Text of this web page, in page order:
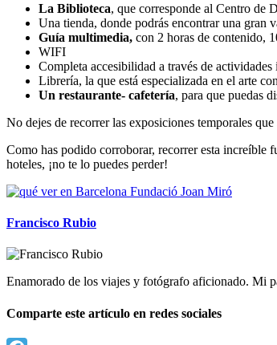
La Biblioteca, que corresponde al Centro de
Una tienda, donde podrás encontrar una gran
Guía multimedia, con 2 horas de contenido,
WIFI
Completa accesibilidad a través de
Librería, la que está especializada en el arte
Un restaurante- cafetería, para que puedas
No dejes de recorrer las exposiciones temporales
Como has podido corroborar, recorrer esta increíble
hoteles, ¡no te lo puedes perder!
Francisco Rubio
Enamorado de los viajes y fotógrafo aficionado. Mi
Comparte este artículo en redes sociales